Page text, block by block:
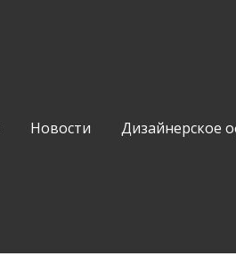
Новости Дизайнерское